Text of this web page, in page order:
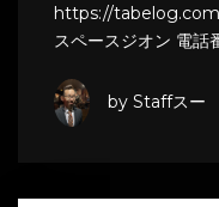
https://
スペースジオン 電話
by Staffスー